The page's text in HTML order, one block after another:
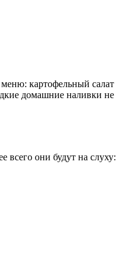
картофельный салат
домашние наливки не
всего они будут на слуху: